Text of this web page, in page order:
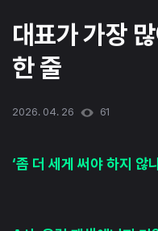
대표가 가장
한 줄
2026. 04. 26 61
‘좀 더 세게 써야 하지 않